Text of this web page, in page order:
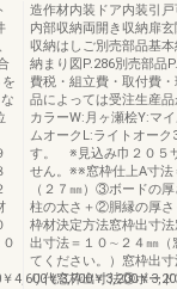
4,600￥3,700￥3,200￥
造作材内装ドア内装引
内部収納両開き収納扉
収納はしご別売部品基
納まり図P.286別売部品
費税・組立費・取付費
品によっては受注生産
カラーW:月ヶ瀬桧Y:マ
ムオークL:ライトオー
す。 ※見込み巾２０５
せん。※※窓枠仕上A寸
（２７㎜）③ボードの
柱の太さ＋②胴縁の厚
枠材決定方法窓枠出寸
出寸法＝１０∼２４㎜（
てください。）窓枠出
り代窓枠出寸法③ボー